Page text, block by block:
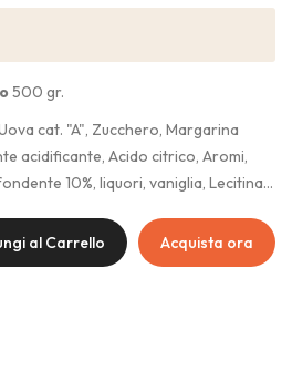
500 gr.
cat. "A", Zucchero, Margarina
acidificante, Acido citrico, Aromi,
10%, liquori, vaniglia, Lecitina
frumento o mais, Buccia di limone non
di soia ed altra frutta a guscio.
al Carrello Acquista ora